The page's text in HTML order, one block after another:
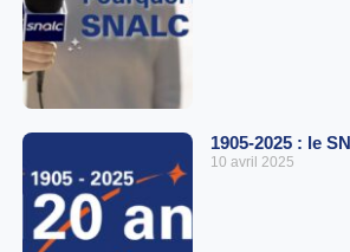
1905-2025 : le
10 avril 2025